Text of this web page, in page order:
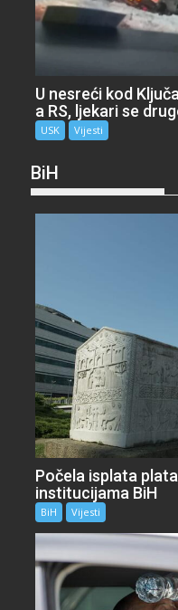
U nesreći kod
a RS, ljekari se
USK Vijesti
BiH
Počela isplata
institucijama BiH
BiH Vijesti